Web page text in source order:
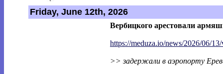
Friday, June 12th, 2026
Вербицкого арестовали
https://meduza.io/news/2026/06/13/
>> задержали в аэропорту